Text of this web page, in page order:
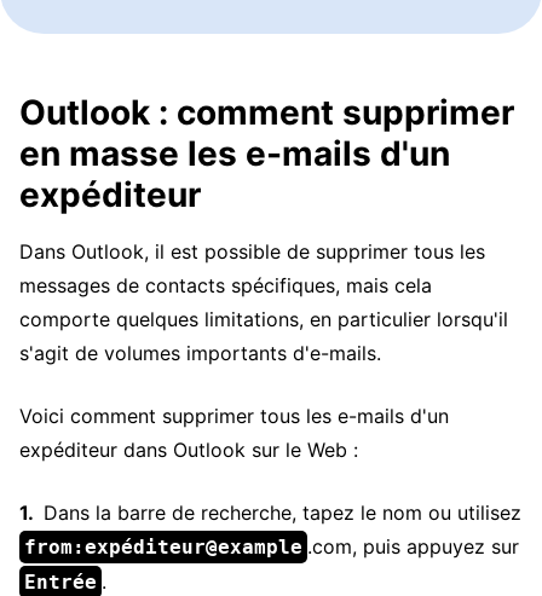
Outlook : comment supprimer
en masse les e-mails d'un
expéditeur
Dans Outlook, il est possible de supprimer tous les
messages de contacts spécifiques, mais cela
comporte quelques limitations, en particulier lorsqu'il
s'agit de volumes importants d'e-mails.
Voici comment supprimer tous les e-mails d'un
expéditeur dans Outlook sur le Web :
Dans la barre de recherche, tapez le nom ou utilisez
from:expéditeur@example .com, puis appuyez sur
Entrée .